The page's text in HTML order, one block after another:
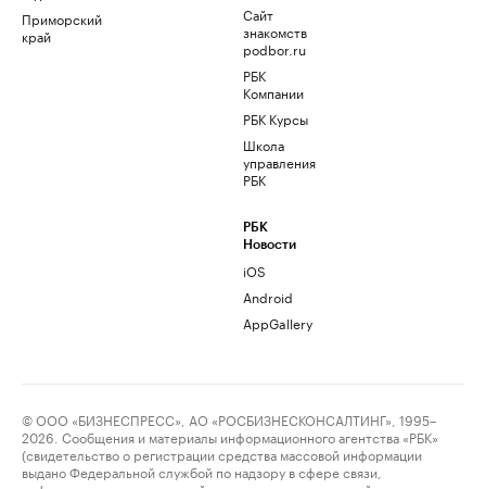
Приморский
край
Сайт
знакомств
podbor.ru
РБК
Компании
РБК Курсы
Школа
управления
РБК
РБК
Новости
iOS
Android
AppGallery
© ООО «БИЗНЕСПРЕСС», АО «РОСБИЗНЕСКОНСАЛТИНГ», 1995–
2026. Сообщения и материалы информационного агентства «РБК»
(свидетельство о регистрации средства массовой информации
выдано Федеральной службой по надзору в сфере связи,